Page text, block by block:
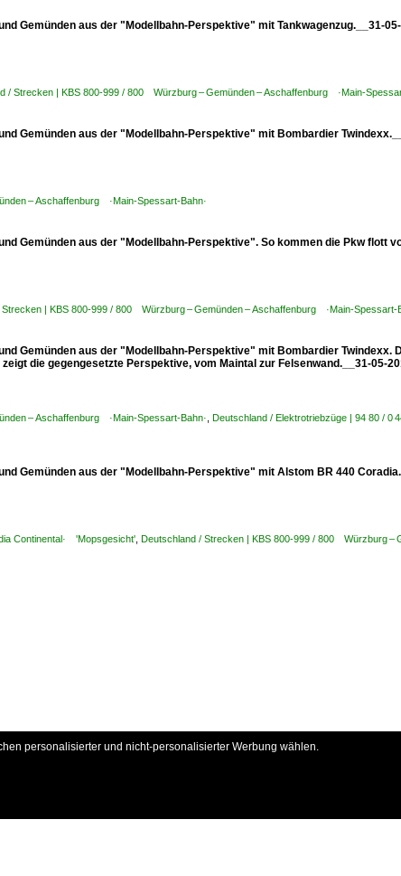
Gemünden aus der "Modellbahn-Perspektive" mit Tankwagenzug.__31-
/ Strecken | KBS 800-999 / 800 Würzburg – Gemünden – Aschaffenburg ·Main-
Gemünden aus der "Modellbahn-Perspektive" mit Bombardier
– Aschaffenburg ·Main-Spessart-Bahn·
Gemünden aus der "Modellbahn-Perspektive". So kommen die Pkw flott
| KBS 800-999 / 800 Würzburg – Gemünden – Aschaffenburg ·Main-Spessart-
Gemünden aus der "Modellbahn-Perspektive" mit Bombardier Twindexx.
die gegengesetzte Perspektive, vom Maintal zur Felsenwand.__31-05-
– Aschaffenburg ·Main-Spessart-Bahn· Deutschland / Elektrotriebzüge | 94 80 /
Gemünden aus der "Modellbahn-Perspektive" mit Alstom BR 440
Continental· 'Mopsgesicht' Deutschland / Strecken | KBS 800-999 / 800 Würzburg –
personalisierter und nicht-personalisierter Werbung wählen.